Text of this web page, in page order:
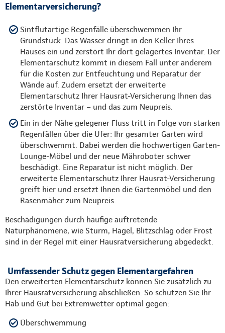
Elementarversicherung?
Sintflutartige Regenfälle überschwemmen Ihr
Grundstück: Das Wasser dringt in den Keller Ihres
Hauses ein und zerstört Ihr dort gelagertes Inventar. Der
Elementarschutz kommt in diesem Fall unter anderem
für die Kosten zur Entfeuchtung und Reparatur der
Wände auf. Zudem ersetzt der erweiterte
Elementarschutz Ihrer Hausrat-Versicherung Ihnen das
zerstörte Inventar – und das zum Neupreis.
Ein in der Nähe gelegener Fluss tritt in Folge von starken
Regenfällen über die Ufer: Ihr gesamter Garten wird
überschwemmt. Dabei werden die hochwertigen Garten-
Lounge-Möbel und der neue Mähroboter schwer
beschädigt. Eine Reparatur ist nicht möglich. Der
erweiterte Elementarschutz Ihrer Hausrat-Versicherung
greift hier und ersetzt Ihnen die Gartenmöbel und den
Rasenmäher zum Neupreis.
Beschädigungen durch häufige auftretende
Naturphänomene, wie Sturm, Hagel, Blitzschlag oder Frost
sind in der Regel mit einer Hausratversicherung abgedeckt.
Umfassender Schutz gegen Elementargefahren
Den erweiterten Elementarschutz können Sie zusätzlich zu
Ihrer Hausratversicherung abschließen. So schützen Sie Ihr
Hab und Gut bei Extremwetter optimal gegen:
Überschwemmung